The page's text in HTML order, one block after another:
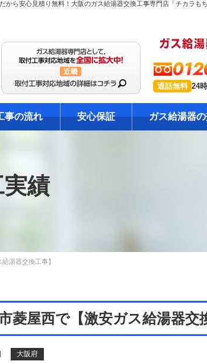
近畿
通話無料 24
事の流れ 安心保証 ガス給湯器
績
湯器交換工事】
菱屋西で【激安ガス給湯器交
大阪府